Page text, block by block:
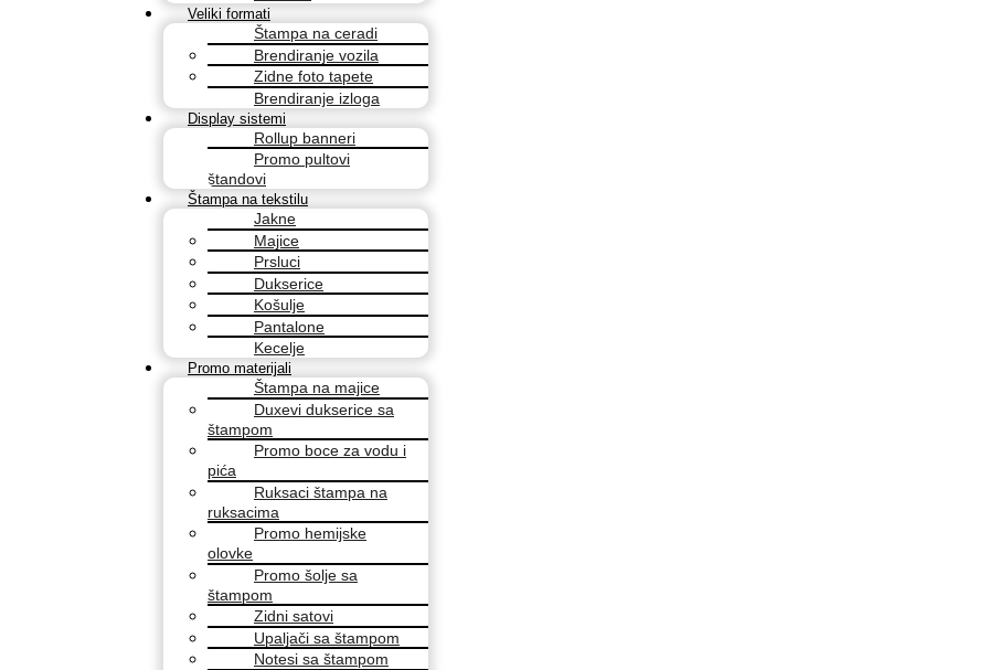
Veliki formati
Štampa na ceradi
Brendiranje vozila
Zidne foto tapete
Brendiranje izloga
Display sistemi
Rollup banneri
Promo pultovi
štandovi
Štampa na tekstilu
Jakne
Majice
Prsluci
Dukserice
Košulje
Pantalone
Kecelje
Promo materijali
Štampa na majice
Duxevi dukserice sa
štampom
Promo boce za vodu i
pića
Ruksaci štampa na
ruksacima
Promo hemijske
olovke
Promo šolje sa
štampom
Zidni satovi
Upaljači sa štampom
Notesi sa štampom